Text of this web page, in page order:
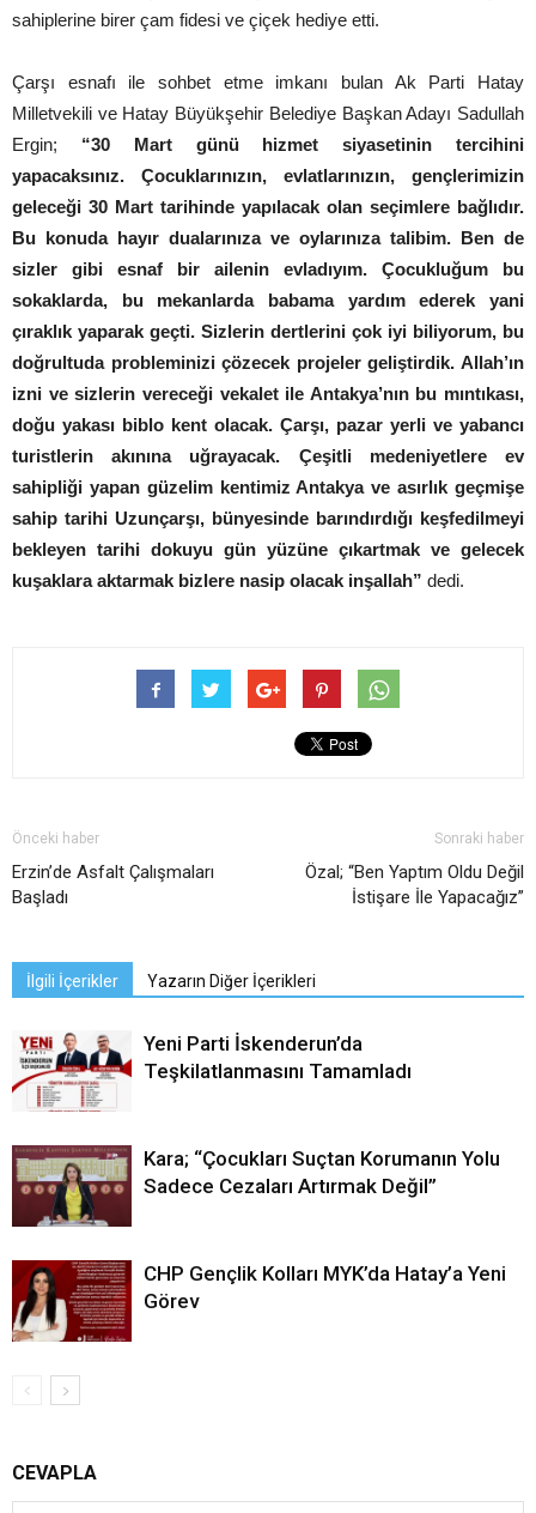
sahiplerine birer çam fidesi ve çiçek hediye etti.
Çarşı esnafı ile sohbet etme imkanı bulan Ak Parti Hatay
Milletvekili ve Hatay Büyükşehir Belediye Başkan Adayı Sadullah
Ergin; “30 Mart günü hizmet siyasetinin tercihini
yapacaksınız. Çocuklarınızın, evlatlarınızın, gençlerimizin
geleceği 30 Mart tarihinde yapılacak olan seçimlere bağlıdır.
Bu konuda hayır dualarınıza ve oylarınıza talibim. Ben de
sizler gibi esnaf bir ailenin evladıyım. Çocukluğum bu
sokaklarda, bu mekanlarda babama yardım ederek yani
çıraklık yaparak geçti. Sizlerin dertlerini çok iyi biliyorum, bu
doğrultuda probleminizi çözecek projeler geliştirdik. Allah’ın
izni ve sizlerin vereceği vekalet ile Antakya’nın bu mıntıkası,
doğu yakası biblo kent olacak. Çarşı, pazar yerli ve yabancı
turistlerin akınına uğrayacak. Çeşitli medeniyetlere ev
sahipliği yapan güzelim kentimiz Antakya ve asırlık geçmişe
sahip tarihi Uzunçarşı, bünyesinde barındırdığı keşfedilmeyi
bekleyen tarihi dokuyu gün yüzüne çıkartmak ve gelecek
kuşaklara aktarmak bizlere nasip olacak inşallah” dedi.
Önceki haber
Erzin’de Asfalt Çalışmaları
Başladı
Sonraki haber
Özal; “Ben Yaptım Oldu Değil
İstişare İle Yapacağız”
İlgili İçerikler Yazarın Diğer İçerikleri
Yeni Parti İskenderun’da
Teşkilatlanmasını Tamamladı
Kara; “Çocukları Suçtan Korumanın Yolu
Sadece Cezaları Artırmak Değil”
CHP Gençlik Kolları MYK’da Hatay’a Yeni
Görev
CEVAPLA